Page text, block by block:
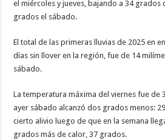
el miércoles y jueves, bajando a 34 grados
grados el sábado.
El total de las primeras lluvias de 2025 en
días sin llover en la región, fue de 14
sábado.
La temperatura máxima del viernes fue de
ayer sábado alcanzó dos grados menos:
cierto alivio luego de que en la semana
grados más de calor, 37 grados.